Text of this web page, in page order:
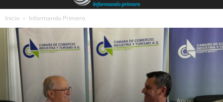
Inicio Informando Primero